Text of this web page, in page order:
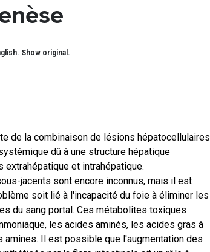
Show original.
de la combinaison de lésions hépatocellulaires
dû à une structure hépatique
extrahépatique et intrahépatique.
jacents sont encore inconnus, mais il est
soit lié à l'incapacité du foie à éliminer les
du sang portal. Ces métabolites toxiques
les acides aminés, les acides gras à
amines. Il est possible que l'augmentation des